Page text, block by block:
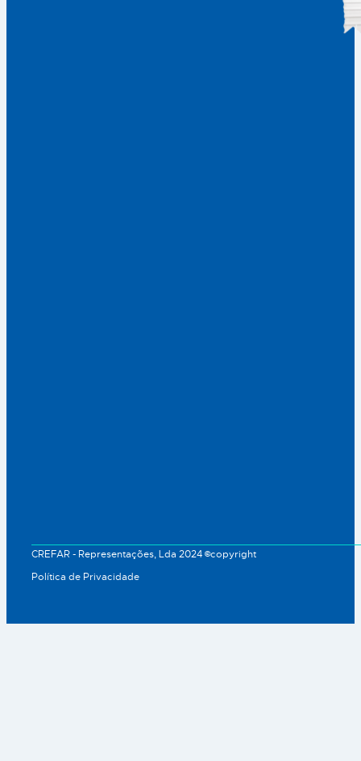
CREFAR - Representações, Lda 2024 ©copyright
Política de Privacidade